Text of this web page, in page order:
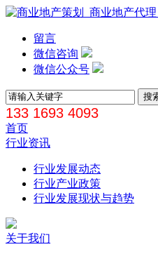
留言
微信咨询
微信公众号
133 1693 4093
首页
行业资讯
行业发展动态
行业产业政策
行业发展现状与趋势
关于我们